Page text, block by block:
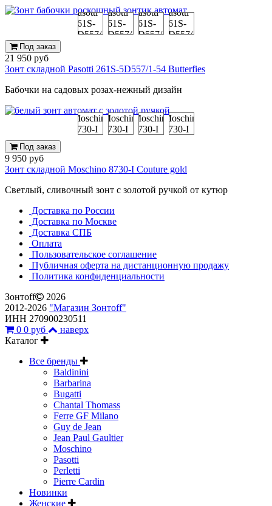
Под заказ
21 950 руб
Зонт складной Pasotti 261S-5D557/1-54 Butterfies
Бабочки на садовых розах-нежный дизайн
Под заказ
9 950 руб
Зонт складной Moschino 8730-I Couture gold
Светлый, сливочный зонт с золотой ручкой от кутюр
Доставка по России
Доставка по Москве
Доставка СПБ
Оплата
Пользовательское соглашение
Публичная оферта на дистанционную продажу
Политика конфиденциальности
Зонтoff
2026
2012-2026 "Магазин Зонтoff"
ИНН 270900230511
0 0 руб
наверх
Каталог
Все бренды
Baldinini
Barbarina
Bugatti
Chantal Thomass
Ferre GF Milano
Guy de Jean
Jean Paul Gaultier
Moschino
Pasotti
Perletti
Pierre Cardin
Новинки
Женские